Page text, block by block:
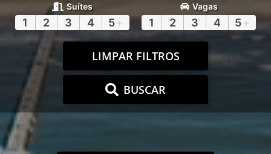
Suítes
1 2 3 4 5+
Vagas
1 2 3 4 5+
LIMPAR FILTROS
BUSCAR